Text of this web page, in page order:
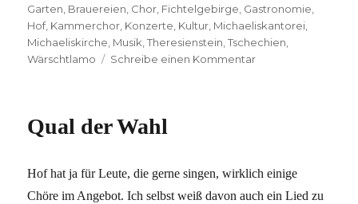
am
Garten Brauereien Chor Fichtelgebirge Gastronomie
Hof, Kammerchor Konzerte Kultur Michaeliskantorei
Michaeliskirche Musik ,Theresienstein ,Tschechien
Wärschtlamo
Schreibe einen Kommentarzu
Qual der Wahl
Hof hat ja für Leute, die gerne singen, wirklich einige
Chöre im Angebot. Ich selbst weiß davon auch ein Lied zu